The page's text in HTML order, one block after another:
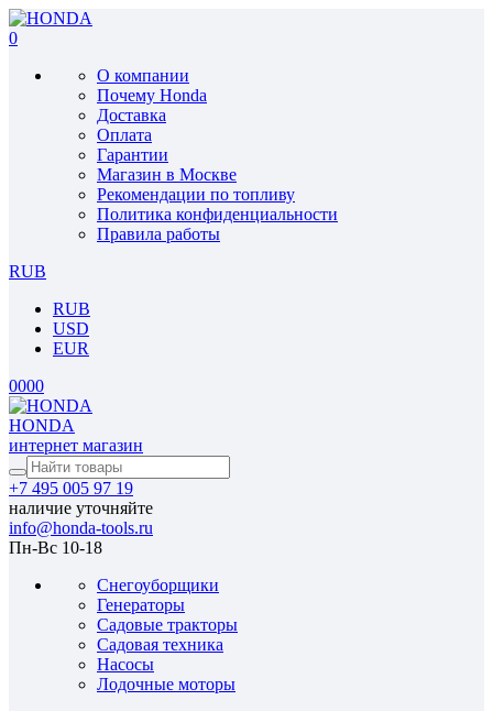
0
О компании
Почему Honda
Доставка
Оплата
Гарантии
Магазин в Москве
Рекомендации по топливу
Политика конфиденциальности
Правила работы
RUB
RUB
USD
EUR
0000
HONDA
интернет магазин
+7 495 005 97 19
наличие уточняйте
info@honda-tools.ru
Пн-Вс 10-18
Снегоуборщики
Генераторы
Садовые тракторы
Садовая техника
Насосы
Лодочные моторы